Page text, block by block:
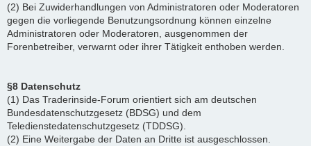
(2) Bei Zuwiderhandlungen von Administratoren oder Moderatoren
gegen die vorliegende Benutzungsordnung können einzelne
Administratoren oder Moderatoren, ausgenommen der
Forenbetreiber, verwarnt oder ihrer Tätigkeit enthoben werden.
§8 Datenschutz
(1) Das Traderinside-Forum orientiert sich am deutschen
Bundesdatenschutzgesetz (BDSG) und dem
Teledienstedatenschutzgesetz (TDDSG).
(2) Eine Weitergabe der Daten an Dritte ist ausgeschlossen.